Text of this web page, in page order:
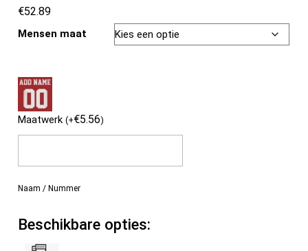
€52.89
Mensen maat
Maatwerk(+€5.56)
Naam / Nummer
Beschikbare opties: